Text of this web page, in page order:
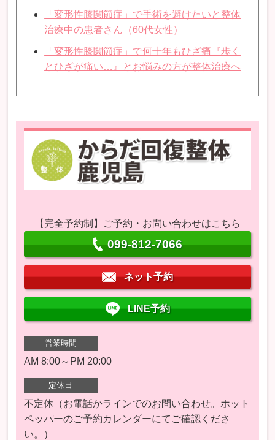
「変形性膝関節症」で手術を避けたいと整体
治療中の患者さん（60代女性）
「変形性膝関節症」で何十年もひざ痛『歩く
とひざが痛い…』とお悩みの方が整体治療へ
【完全予約制】ご予約・お問い合わせはこちら
099-812-7066
ネット予約
LINE予約
営業時間
AM 8:00～PM 20:00
定休日
不定休（お電話かラインでのお問い合わせ。ホット
ペッパーのご予約カレンダーにてご確認くださ
い。）